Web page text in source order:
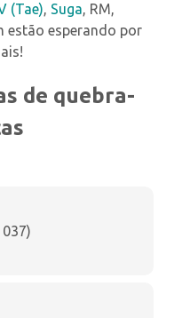
(Tae), Suga, RM,
estão esperando por
de quebra-